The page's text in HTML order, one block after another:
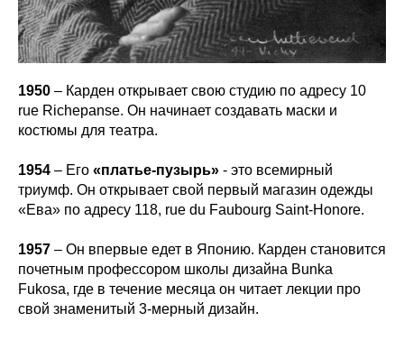
1950 – Карден открывает свою студию по адресу 10
rue Richepanse. Он начинает создавать маски и
костюмы для театра.
1954 – Его «платье-пузырь» - это всемирный
триумф. Он открывает свой первый магазин одежды
«Ева» по адресу 118, rue du Faubourg Saint-Honore.
1957 – Он впервые едет в Японию. Карден становится
почетным профессором школы дизайна Bunka
Fukosa, где в течение месяца он читает лекции про
свой знаменитый 3-мерный дизайн.